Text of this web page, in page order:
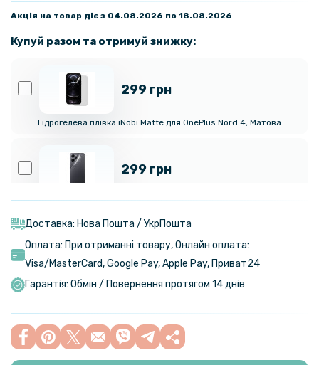
Акція на товар діє з 04.08.2026 по 18.08.2026
Купуй разом та отримуй знижку:
299 грн
Гідрогелева плівка iNobi Matte для OnePlus Nord 4​, Матова
299 грн
Гідрогелева плівка iNobi Matte для Oneplus Nord 4 на задню панель,
722 грн
849 грн
Чохол протиударний XUNDD для OnePlus Nord 4, Black
322 грн
379 грн
Доставка: Нова Пошта / УкрПошта
Оплата: При отриманні товару, Онлайн оплата:
Visa/MasterСard, Google Pay, Apple Pay, Приват24
Гарантія: Обмін / Повернення протягом 14 днів